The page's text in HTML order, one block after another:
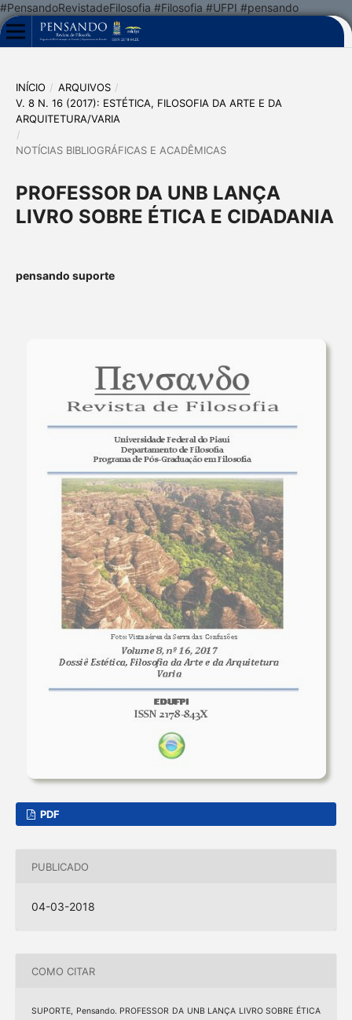
#PensandoRevistadeFilosofia #Filosofia #UFPI #pensando
INÍCIO / ARQUIVOS /
V. 8 N. 16 (2017): ESTÉTICA, FILOSOFIA DA ARTE E DA
ARQUITETURA/VARIA
/
NOTÍCIAS BIBLIOGRÁFICAS E ACADÊMICAS
PROFESSOR DA UNB LANÇA
LIVRO SOBRE ÉTICA E CIDADANIA
pensando suporte
PDF
PUBLICADO
04-03-2018
COMO CITAR
SUPORTE, Pensando. PROFESSOR DA UNB LANÇA LIVRO SOBRE ÉTICA